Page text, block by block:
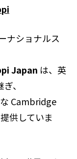
ナショナルス
Japan は、英
、
Cambridge
供していま